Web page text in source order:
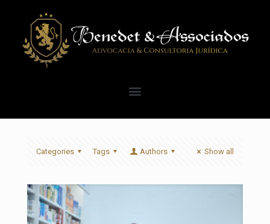
Categories Tags Authors Show all